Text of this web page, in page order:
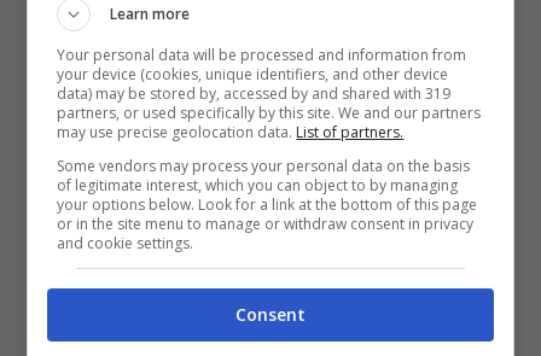
Così con un semplice taglio di capelli,Flavio
Briatoreci regala un’immagine più adulta,
ordinata e puntuale, ma dentro il suo spirito
sarà rimasto lo stesso? Di certo il popolo della
rete ha promosso a pieni voti il suocambio
look.
Leggi anche —->Silvia Toffanin,
Learn more
Your personal data will be processed and information from
your device (cookies, unique identifiers, and other device
data) may be stored by, accessed by and shared with 319
partners, or used specifically by this site. We and our partners
may use precise geolocation data. List of partners.
Some vendors may process your personal data on the basis
of legitimate interest, which you can object to by managing
your options below. Look for a link at the bottom of this page
or in the site menu to manage or withdraw consent in privacy
and cookie settings.
Consent